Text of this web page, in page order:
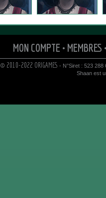
MON COMPTE • MEMBRES
© 2010-2022 ORIGAMES - N°Siret : 523 288
Shaan est